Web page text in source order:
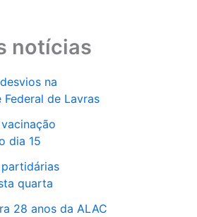
notícias
na
Federal de Lavras
dia 15
quarta
28 anos da ALAC